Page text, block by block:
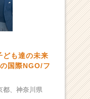
ども達の未来
国際NGO/フ
、 神奈川県